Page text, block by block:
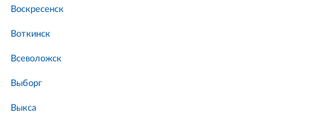
Воскресенск
Воткинск
Всеволожск
Выборг
Выкса